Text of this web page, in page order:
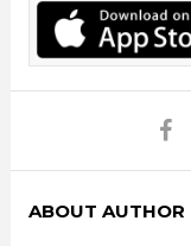
ABOUT AUTHOR